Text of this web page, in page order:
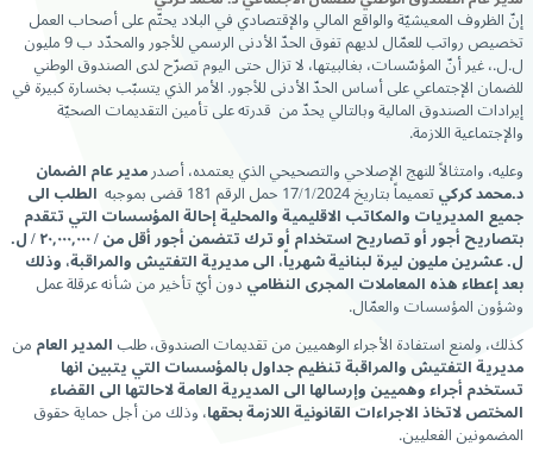
إنّ الظروف المعيشيّة والواقع المالي والإقتصادي في البلاد يحتّم على أصحاب العمل
تخصيص رواتب للعمّال لديهم تفوق الحدّ الأدنى الرسمي للأجور والمحدّد ب 9 مليون
ل.ل.، غير أنّ المؤسّسات، بغالبيتها، لا تزال حتى اليوم تصرّح لدى الصندوق الوطني
للضمان الإجتماعي على أساس الحدّ الأدنى للأجور. الأمر الذي يتسبّب بخسارة كبيرة في
إيرادات الصندوق المالية وبالتالي يحدّ من قدرته على تأمين التقديمات الصحيّة
والإجتماعية اللازمة.
وعليه، وامتثالاً للنهج الإصلاحي والتصحيحي الذي يعتمده، أصدرمدير عام الضمان
د.محمد كركيتعميماً بتاريخ 17/1/2024 حمل الرقم 181 قضى بموجبه الطلب الى
جميع المديريات والمكاتب الاقليمية والمحلية إحالة المؤسسات التي تتقدم
بتصاريح أجور أو تصاريح استخدام أو ترك تتضمن أجور أقل من / ٢٠,٠٠٠,٠٠٠ / ل.
ل. عشرين مليون ليرة لبنانية شهرياً، الى مديرية التفتيش والمراقبة،وذلك
بعد إعطاء هذه المعاملات المجرى النظاميدون أيّ تأخير من شأنه عرقلة عمل
وشؤون المؤسسات والعمّال.
كذلك، ولمنع استفادة الأجراء الوهميين من تقديمات الصندوق، طلبالمدير العاممن
مديرية التفتيش والمراقبة تنظيم جداول بالمؤسسات التي يتبين انها
تستخدم أجراء وهميين وإرسالها الى المديرية العامة لاحالتها الى القضاء
المختص لاتخاذ الاجراءات القانونية اللازمة بحقها، وذلك من أجل حماية حقوق
المضمونين الفعليين.